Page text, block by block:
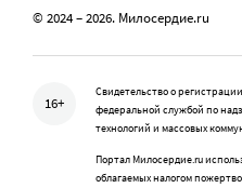
© 2024 – 2026. Милосердие.ru
16+
Свидетельство о
федеральной службой по
технологий и массовых
Портал Милосердие.ru
облагаемых налогом